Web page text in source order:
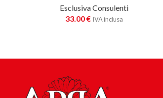
Esclusiva Consulenti
33.00€ IVA inclusa